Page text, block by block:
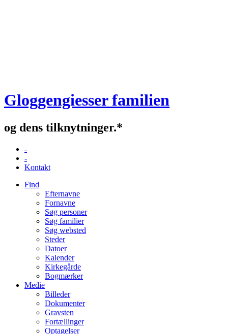
Gloggengiesser familien
og dens tilknytninger.*
-
-
Kontakt
Find
Efternavne
Fornavne
Søg personer
Søg familier
Søg websted
Steder
Datoer
Kalender
Kirkegårde
Bogmærker
Medie
Billeder
Dokumenter
Gravsten
Fortællinger
Optagelser